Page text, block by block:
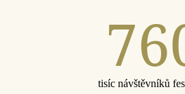
tisíc návštěvníků